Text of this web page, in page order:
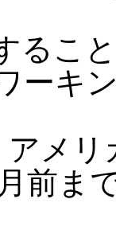
るこ
ーキ
メリ
前ま